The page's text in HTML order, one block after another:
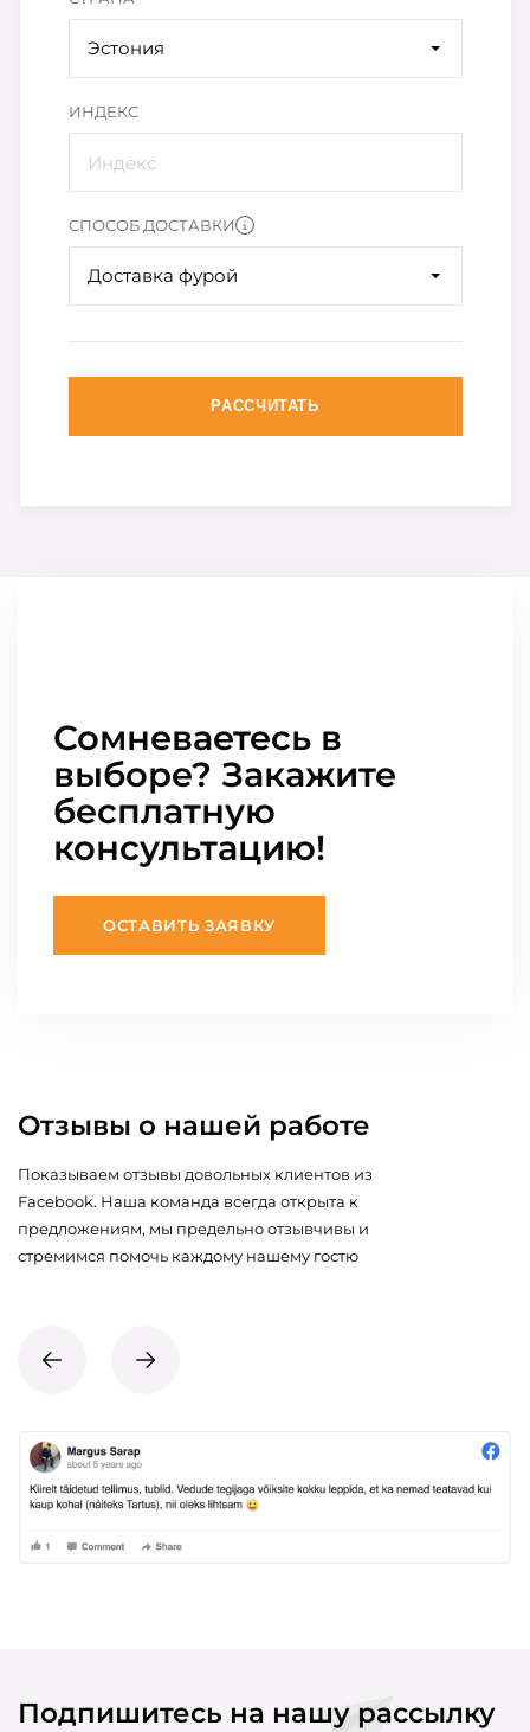
Эстония
ИНДЕКС
СПОСОБ ДОСТАВКИ
Доставка фурой
РАССЧИТАТЬ
Сомневаетесь в
выборе? Закажите
бесплатную
консультацию!
ОСТАВИТЬ ЗАЯВКУ
Отзывы о нашей работе
Показываем отзывы довольных клиентов из
Facebook. Наша команда всегда открыта к
предложениям, мы предельно отзывчивы и
стремимся помочь каждому нашему гостю
Подпишитесь на нашу рассылку